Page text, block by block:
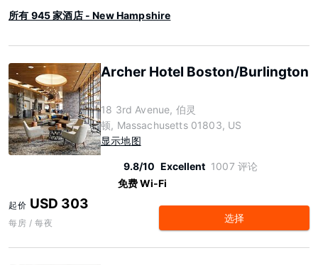
所有 945 家酒店 - New Hampshire
Archer Hotel Boston/Burlington
18 3rd Avenue, 伯灵
顿, Massachusetts 01803, US
显示地图
9.8/10 Excellent 1007 评论
免费 Wi-Fi
起价 USD 303
每房 / 每夜 选择